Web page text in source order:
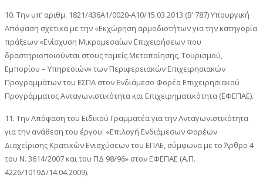
10. Την υπ’ αριθμ. 1821/436Α1/0020-Α10/15.03.2013 (Β’ 787) Υπουργική
Απόφαση σχετικά με την «Εκχώρηση αρμοδιοτήτων για την κατηγορία
πράξεων «Ενίσχυση Μικρομεσαίων Επιχειρήσεων που
δραστηριοποιούνται στους τομείς Μεταποίησης, Τουρισμού,
Εμπορίου – Υπηρεσιών» των Περιφερειακών Επιχειρησιακών
Προγραμμάτων του ΕΣΠΑ στον Ενδιάμεσο Φορέα Επιχειρησιακού
Προγράμματος Ανταγωνιστικότητα και Επιχειρηματικότητα (ΕΦΕΠΑΕ).
11. Την Απόφαση του Ειδικού Γραμματέα για την Ανταγωνιστικότητα
για την ανάθεση του έργου: «Επιλογή Ενδιάμεσων Φορέων
Διαχείρισης Κρατικών Ενισχύσεων του ΕΠΑΕ, σύμφωνα με το Άρθρο 4
του Ν. 3614/2007 και του ΠΔ 98/96» στον ΕΦΕΠΑΕ (Α.Π.
4226/1019Δ/14.04.2009).